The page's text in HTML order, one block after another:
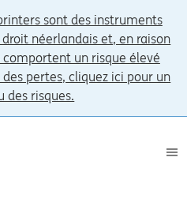
sont des instruments
néerlandais et, en raison
un risque élevé
pertes, cliquez ici pour un
des risques.